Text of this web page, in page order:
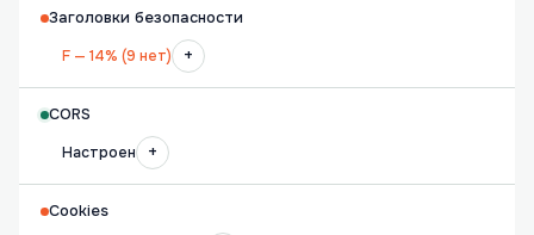
Заголовки безопасности
F — 14% (9 нет)
+
CORS
Настроен
+
Cookies